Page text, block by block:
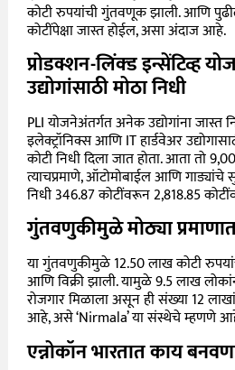
कोटी रुपयांची गुंतवणूक झाली. आणि
कोटींपेक्षा जास्त होईल, असा अंदाज आहे.
प्रोडक्शन-लिंक्ड इन्सेंटिव्ह
उद्योगांसाठी मोठा निधी
PLI योजनेअंतर्गत अनेक उद्योगांना जास्त
इलेक्ट्रॉनिक्स आणि IT हार्डवेअर
कोटी निधी दिला जात होता. आता तो
त्याचप्रमाणे, ऑटोमोबाईल आणि गाड्यांचे
निधी 346.87 कोटींवरून 2,818.85
गुंतवणुकीमुळे मोठ्या प्रमाणात
या गुंतवणुकीमुळे 12.50 लाख कोटी
आणि विक्री झाली. यामुळे 9.5 लाख
रोजगार मिळाला असून ही संख्या 12
आहे, असे ‘Nirmala’ या संस्थेचे म्हणणे
एन्नोकॉन भारतात काय